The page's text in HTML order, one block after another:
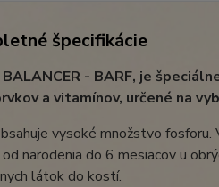
špecifikácie
- BARF, je
a vitamínov, určené na
vysoké množstvo
narodenia do 6 mesiacov u
látok do kostí.